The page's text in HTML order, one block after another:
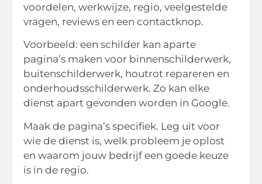
voordelen, werkwijze, regio, veelgestelde
vragen, reviews en een contactknop.
Voorbeeld: een schilder kan aparte
pagina’s maken voor binnenschilderwerk,
buitenschilderwerk, houtrot repareren en
onderhoudsschilderwerk. Zo kan elke
dienst apart gevonden worden in Google.
Maak de pagina’s specifiek. Leg uit voor
wie de dienst is, welk probleem je oplost
en waarom jouw bedrijf een goede keuze
is in de regio.